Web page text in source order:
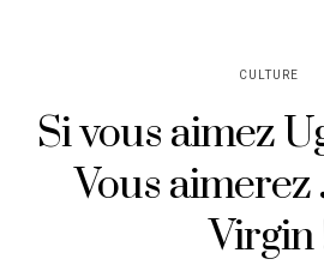
CULTURE
Si vous aimez
Vous aimerez
Virgin